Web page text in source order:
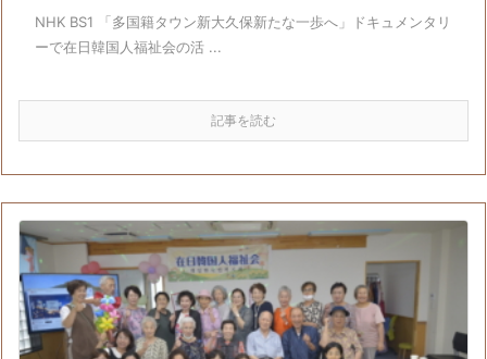
NHK BS1 「多国籍タウン新大久保新たな一歩へ」ドキュメンタリ
ーで在日韓国人福祉会の活 ...
記事を読む